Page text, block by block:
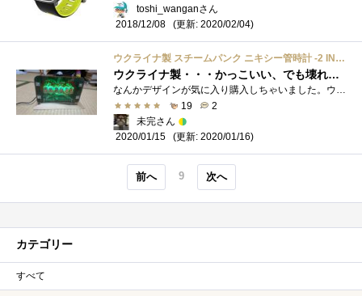
toshi_wanganさん
2018/12/08
(更新: 2020/02/04)
ウクライナ製 スチームパンク ニキシー管時計 -2 IN-12 ×6管式
ウクライナ製・・・かっこいい、でも壊れたら終わり(´・д・｀)
なんかデザインが気に入り購入しちゃいました。ウクライナ製ということで日本では販売してないらしい。暗闇にするともっといいですね。(^-^*)�...
19
2
未完さん
2020/01/15
(更新: 2020/01/16)
前へ 9 次へ
カテゴリー
すべて